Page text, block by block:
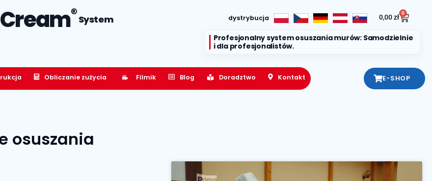
Cream®System dystrybucja 0,00zł
0
Profesjonalny system osuszania murów: Samodzielnie
i dla profesjonalistów.
Obliczanie zużycia Filmik Blog Doradztwo Kontakt E-SHOP
osuszania